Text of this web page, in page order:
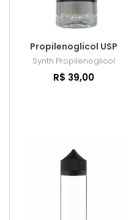
Propilenoglicol USP
Synth Propilenoglicol
R$ 39,00